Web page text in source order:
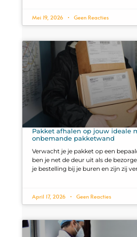
Mei 19, 2026 Geen Reacties
Pakket afhalen op jouw ideale
onbemande pakketwand
Verwacht je je pakket op een
ben je net de deur uit als de
je bestelling bij je buren en zijn zij
April 17, 2026 Geen Reacties